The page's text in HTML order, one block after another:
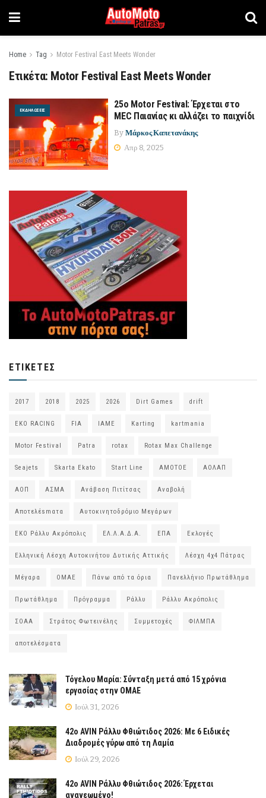
Home Tag Motor Festival East Meets Wonder
Ετικέτα: Motor Festival East Meets Wonder
ΕΚΔΗΛΏΣΕΙΣ
25o Motor Festival: Έρχεται στο
MEC Παιανίας κι αλλάζει το παιχνίδι
By Μάρκος Καπετανάκης
Απρ 8, 2025
ΕΤΙΚΈΤΕΣ
2017 2018 2025 2026 Dirt Games drift
EKO RACING FIA IAME Karting kartmania
Motor Festival Patra rotax Rotax Max Challenge
Seajets Skarta Ekato Start Line ΑΜΟΤΟΕ ΑΟΛΑΠ
ΑΟΠ ΑΣΜΑ Ανάβαση Πιτίτσας Αναβολή
Αποτελέsmατα Αυτοκινητοδρόμιο Μεγάρων
ΕΚΟ Ράλλυ Ακρόπολις ΕΛ.Λ.Α.Δ.Α. ΕΠΑ Εκλογές
Ελληνική Λέσχη Αυτοκινήτου Δυτικής Αττικής Λέσχη 4χ4 Πάτρας
Μέγαρα ΟΜΑΕ Πάνω από τα όρια Πανελλήνιο Πρωτάθλημα
Πρωτάθλημα Πρόγραμμα Ράλλυ Ράλλυ Ακρόπολις
ΣΟΑΑ Στράτος Φωτεινέλης Συμμετοχές ΦΙΛΜΠΑ
αποτελέσματα
Τόγελου Μαρία: Σύνταξη μετά από 15 χρόνια
εργασίας στην ΟΜΑΕ
Ιούλ 31, 2026
42ο AVIN Ράλλυ Φθιώτιδος 2026: Με 6 Ειδικές
Διαδρομές γύρω από τη Λαμία
Ιούλ 29, 2026
42ο AVIN Ράλλυ Φθιώτιδος 2026: Έρχεται
ανανεωμένο!